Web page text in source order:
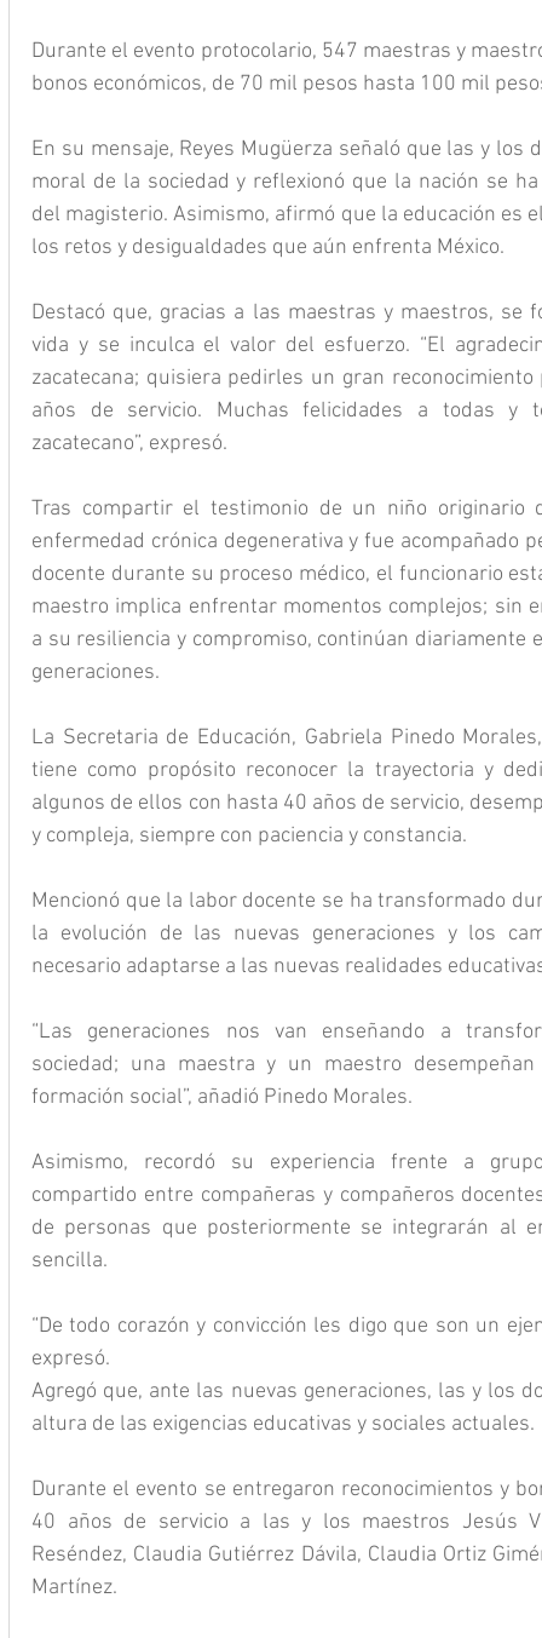
Durante el evento protocolario, 547 maestras y
bonos económicos, de 70 mil pesos hasta 100 mil
En su mensaje, Reyes Mugüerza señaló que las y
moral de la sociedad y reflexionó que la nación se
del magisterio. Asimismo, afirmó que la educación es
los retos y desigualdades que aún enfrenta México.
Destacó que, gracias a las maestras y maestros, se
vida y se inculca el valor del esfuerzo. “El
zacatecana; quisiera pedirles un gran
años de servicio. Muchas felicidades a todas y
zacatecano”, expresó.
Tras compartir el testimonio de un niño originario
enfermedad crónica degenerativa y fue acompañado
docente durante su proceso médico, el funcionario
maestro implica enfrentar momentos complejos; sin
a su resiliencia y compromiso, continúan diariamente
generaciones.
La Secretaria de Educación, Gabriela Pinedo
tiene como propósito reconocer la trayectoria y
algunos de ellos con hasta 40 años de servicio,
y compleja, siempre con paciencia y constancia.
Mencionó que la labor docente se ha transformado
la evolución de las nuevas generaciones y los
necesario adaptarse a las nuevas realidades
“Las generaciones nos van enseñando a
sociedad; una maestra y un maestro
formación social”, añadió Pinedo Morales.
Asimismo, recordó su experiencia frente a
compartido entre compañeras y compañeros
de personas que posteriormente se integrarán al
sencilla.
“De todo corazón y convicción les digo que son un
expresó.
Agregó que, ante las nuevas generaciones, las y los
altura de las exigencias educativas y sociales actuales.
Durante el evento se entregaron reconocimientos y
40 años de servicio a las y los maestros Jesús
Reséndez, Claudia Gutiérrez Dávila, Claudia Ortiz
Martínez.